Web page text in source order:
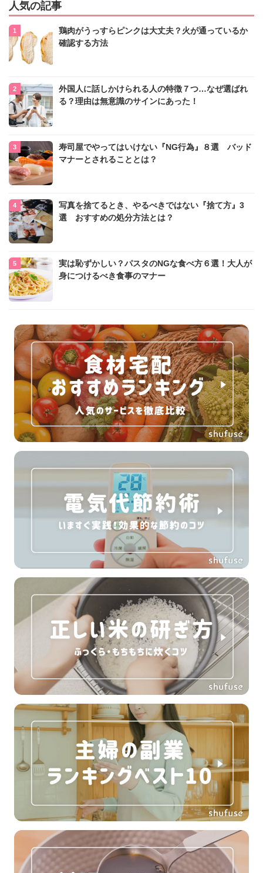
人気の記事
鶏肉がうっすらピンクは大丈夫？火が通っているか
確認する方法
外国人に話しかけられる人の特徴７つ…なぜ選ばれ
る？理由は無意識のサインにあった！
寿司屋でやってはいけない『NG行為』８選 バッド
マナーとされることとは？
写真を捨てるとき、やるべきではない『捨て方』3
選 おすすめの処分方法とは？
実は恥ずかしい？パスタのNGな食べ方６選！大人が
身につけるべき食事のマナー